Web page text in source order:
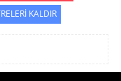
KALDIR